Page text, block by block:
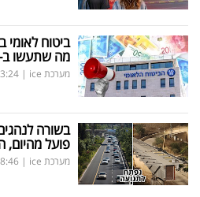
ביטוח לאומי
מה שתעשו ב-17
מערכת ice |
בשורה
פועל
מערכת ice |
8:46